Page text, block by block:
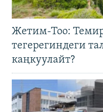
Жетим-Тоо:
тегерегиндеги
каңкуулайт?